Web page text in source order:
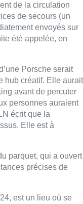
de la circulation
de secours (un
envoyés sur
été appelée, en
Porsche serait
hub créatif. Elle aurait
avant de percuter
personnes auraient
écrit que la
Elle est à
parquet, qui a ouvert
précises de
est un lieu où se